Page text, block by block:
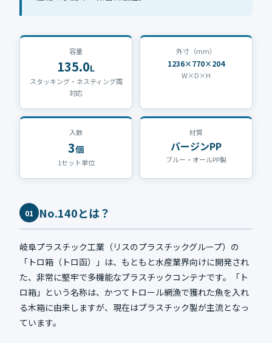
容量
135.0L
スタッキング・ネスティング両
対応
外寸（mm）
1236×770×204
W×D×H
入数
3個
1セット単位
材質
バージンPP
ブルー・オールPP製
01 No.140とは？
岐阜プラスチック工業（リスのプラスチックグループ）の
「トロ箱（トロ函）」は、もともと水産業界向けに開発され
た、非常に堅牢で多機能なプラスチックコンテナです。「ト
ロ箱」という名称は、かつてトロール網漁で獲れた魚を入れ
る木箱に由来しますが、現在はプラスチック製が主流となっ
ています。